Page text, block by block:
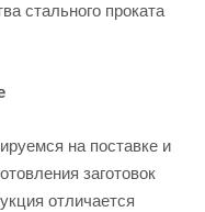
стального проката
на поставке и
заготовок
отличается